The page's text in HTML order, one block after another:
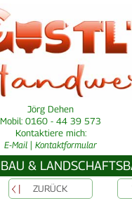
Jörg Dehen
Mobil: 0160 - 44 39 573
Kontaktiere mich:
E-Mail | Kontaktformular
&
ZURÜCK